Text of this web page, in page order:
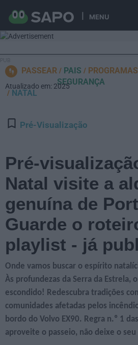
MENU
PASSEAR PAIS PROGRAMAS
SEGURANÇA
NATAL
Pré-Visualização
Pré-
Natal visite a
genuína de
Guarde o
playlist - já
Onde vamos buscar o espírito
Às profundezas da Serra da Estrela,
escondido! Redescubra tradições
comunidades afetadas pelos
bordo do Volvo EX90. Regra n.º 1
aproveite o passeio, não deixe o
Atualizado em: 2025